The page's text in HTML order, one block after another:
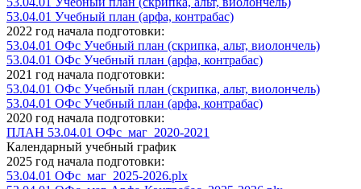
53.04.01 Учебный план (арфа, контрабас)
2022 год начала подготовки:
53.04.01 ОФс Учебный план (скрипка, альт, виолончель)
53.04.01 ОФс Учебный план (арфа, контрабас)
2021 год начала подготовки:
53.04.01 ОФс Учебный план (скрипка, альт, виолончель)
53.04.01 ОФс Учебный план (арфа, контрабас)
2020 год начала подготовки:
ПЛАН 53.04.01 ОФс_маг_2020-2021
Календарный учебный график
2025 год начала подготовки:
53.04.01 ОФс_маг_2025-2026.plx